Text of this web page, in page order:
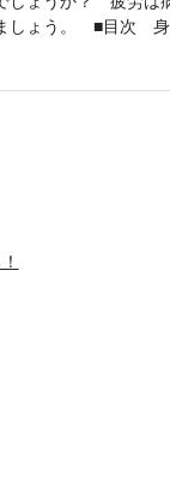
しょう。 ■目次 身
ワーで夏バテ対策
スッキリとれ子さ
一也／トマトのす
ワタナベ薫のビタ
タリズム メンタリ
池田清彦／脳活☆